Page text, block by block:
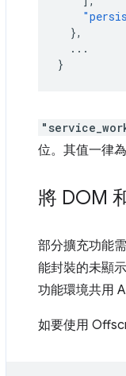
},
...
}
位。其值一律為
將 DOM
部分擴充功能
能封裝的未顯
功能環境共用
如要使用